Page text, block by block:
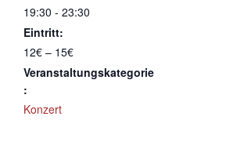
19:30 - 23:30
Eintritt:
12€ – 15€
Veranstaltungskategorie
:
Konzert